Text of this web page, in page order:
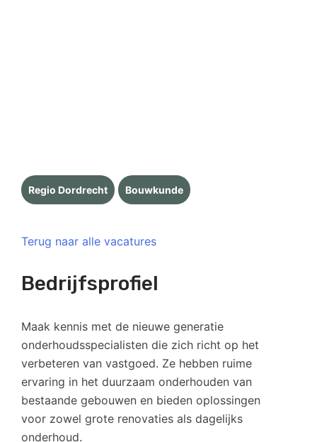
Regio Dordrecht Bouwkunde
Terug naar alle vacatures
Bedrijfsprofiel
Maak kennis met de nieuwe generatie
onderhoudsspecialisten die zich richt op het
verbeteren van vastgoed. Ze hebben ruime
ervaring in het duurzaam onderhouden van
bestaande gebouwen en bieden oplossingen
voor zowel grote renovaties als dagelijks
onderhoud.